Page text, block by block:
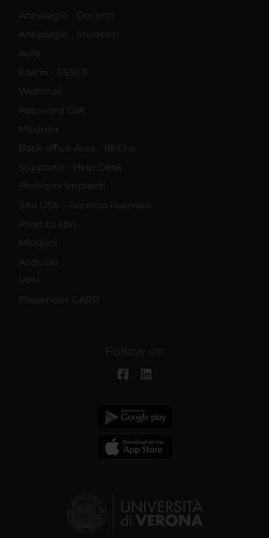
Antiplagio - Docenti
Antiplagio - Studenti
Aule
Esami - ESSE3
Webmail
Password GIA
MyUnivr
Back office Area - dbErw
Supporto - Help Desk
Problemi Impianti
Sito DSE - Accesso riservato
Prestito libri
Missioni
Acquisti
VPN
Filesender GARR
Follow on